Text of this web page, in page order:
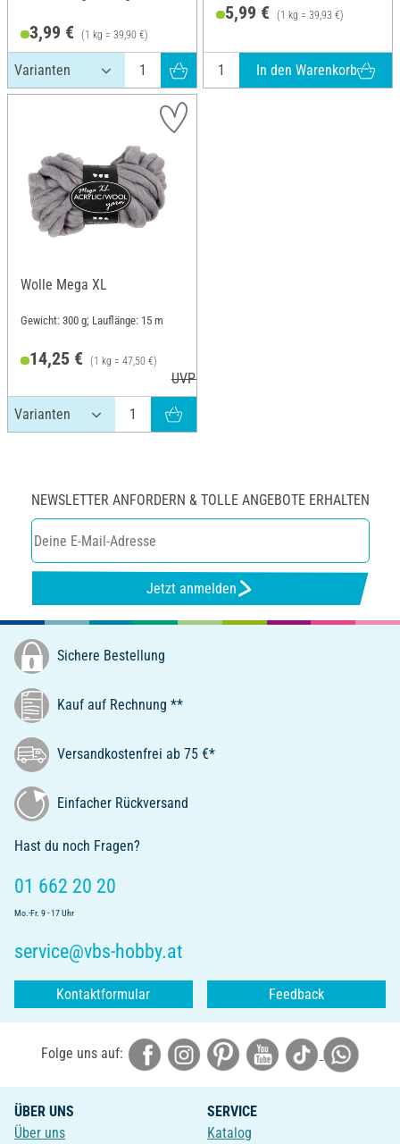
3,99 € (1 kg = 39,90 €)
5,99 € (1 kg = 39,93 €)
In den Warenkorb
Wolle Mega XL
Gewicht: 300 g; Lauflänge: 15 m
14,25 € (1 kg = 47,50 €)
UVP 16,64 €
NEWSLETTER ANFORDERN & TOLLE ANGEBOTE ERHALTEN
Jetzt anmelden
Sichere Bestellung
Kauf auf Rechnung **
Versandkostenfrei ab 75 €*
Einfacher Rückversand
Hast du noch Fragen?
01 662 20 20
Mo.-Fr. 9 - 17 Uhr
service@vbs-hobby.at
Kontaktformular Feedback
Folge uns auf:
ÜBER UNS
Über uns
SERVICE
Katalog